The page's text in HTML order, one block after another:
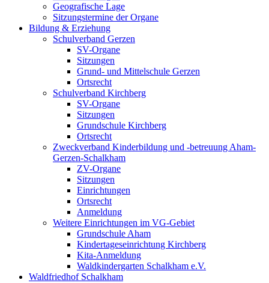
Geografische Lage
Sitzungstermine der Organe
Bildung & Erziehung
Schulverband Gerzen
SV-Organe
Sitzungen
Grund- und Mittelschule Gerzen
Ortsrecht
Schulverband Kirchberg
SV-Organe
Sitzungen
Grundschule Kirchberg
Ortsrecht
Zweckverband Kinderbildung und -betreuung Aham-
Gerzen-Schalkham
ZV-Organe
Sitzungen
Einrichtungen
Ortsrecht
Anmeldung
Weitere Einrichtungen im VG-Gebiet
Grundschule Aham
Kindertageseinrichtung Kirchberg
Kita-Anmeldung
Waldkindergarten Schalkham e.V.
Waldfriedhof Schalkham